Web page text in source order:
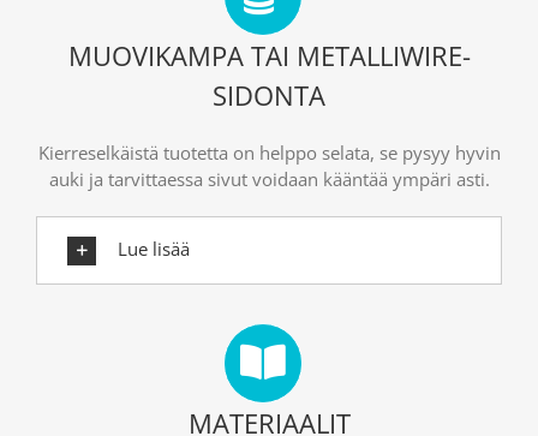
MUOVIKAMPA TAI METALLIWIRE-
SIDONTA
Kierreselkäistä tuotetta on helppo selata, se pysyy hyvin
auki ja tarvittaessa sivut voidaan kääntää ympäri asti.
Lue lisää
MATERIAALIT